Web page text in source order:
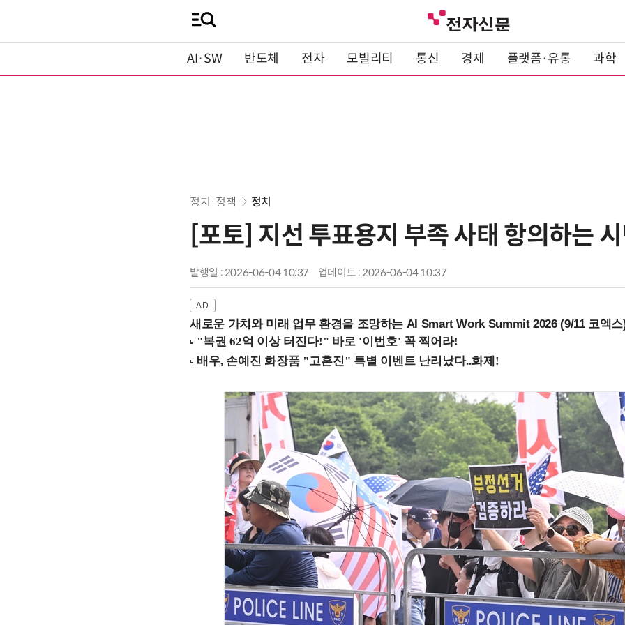
AI·SW 반도체 전자 모빌리티 통신 경제 플랫폼·유통 과학
정치·정책 정치
[포토] 지선 투표용지 부족 사태 항의하는
발행일 : 2026-06-04 10:37 업데이트 : 2026-06-04 10:37
새로운 가치와 미래 업무 환경을 조망하는 AI Smart Work Summit 2026 (9/11 코엑